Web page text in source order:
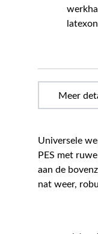
Universele
PES met
aan de
nat weer,